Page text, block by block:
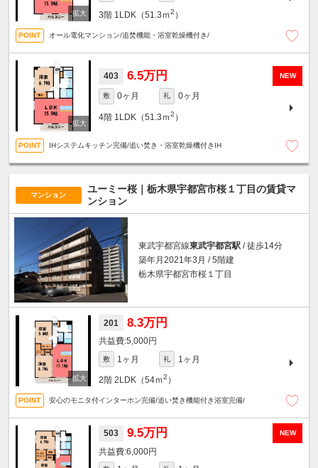
3階 1LDK（51.3ｍ2 ）
オール電化マンション/追焚機能・浴室乾燥機付き/
NEW
403 6.5万円
敷 0ヶ月 礼 0ヶ月
4階 1LDK（51.3ｍ2 ）
IHシステムキッチン完備/追い焚き・浴室乾燥機付きIH
マンション
ユーミー桜｜栃木県宇都宮市桜１丁目の賃貸マ
ンション
東武宇都宮線東武宇都宮駅 / 徒歩14分
築年月2021年3月 / 5階建
栃木県宇都宮市桜１丁目
201 8.3万円
5,000円
敷 1ヶ月 礼 1ヶ月
2階 2LDK（54ｍ2 ）
安心のモニタ付インターホン完備/追い焚き機能付き浴室完備/
NEW
503 9.5万円
6,000円